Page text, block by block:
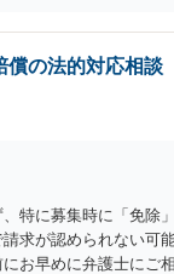
認められるわけで
あります。特に「レ
内容によります。介
。 未成年であれば、
親権者に説明されて
事、LINE等を保存し
弁護士へ相談するこ
償の法的対応相談
特に募集時に「免除
求が認められない可
お早めに弁護士にご